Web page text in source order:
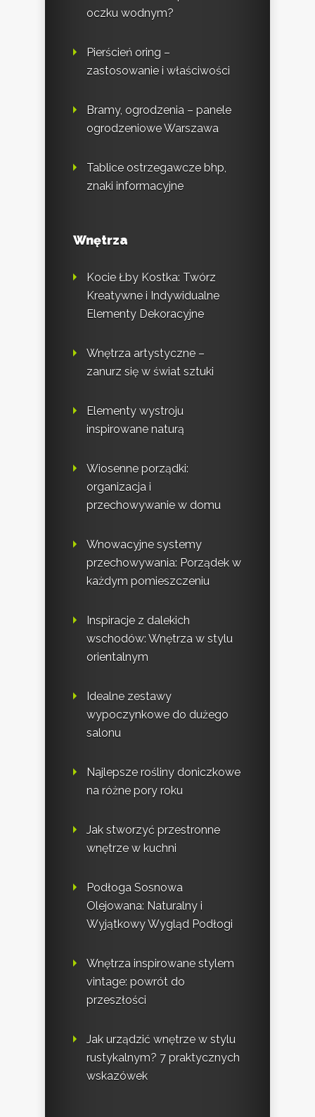
oczku wodnym?
Pierścień oring –
zastosowanie i właściwości
Bramy, ogrodzenia – panele
ogrodzeniowe Warszawa
Tablice ostrzegawcze bhp,
znaki informacyjne
Wnętrza
Kocie Łby Kostka: Twórz
Kreatywne i Indywidualne
Elementy Dekoracyjne
Wnętrza artystyczne –
zanurz się w świat sztuki
Elementy wystroju
inspirowane naturą
Wiosenne porządki:
organizacja i
przechowywanie w domu
Wnowacyjne systemy
przechowywania: Porządek w
każdym pomieszczeniu
Inspiracje z dalekich
wschodów: Wnętrza w stylu
orientalnym
Idealne zestawy
wypoczynkowe do dużego
salonu
Najlepsze rośliny doniczkowe
na różne pory roku
Jak stworzyć przestronne
wnętrze w kuchni
Podłoga Sosnowa
Olejowana: Naturalny i
Wyjątkowy Wygląd Podłogi
Wnętrza inspirowane stylem
vintage: powrót do
przeszłości
Jak urządzić wnętrze w stylu
rustykalnym? 7 praktycznych
wskazówek